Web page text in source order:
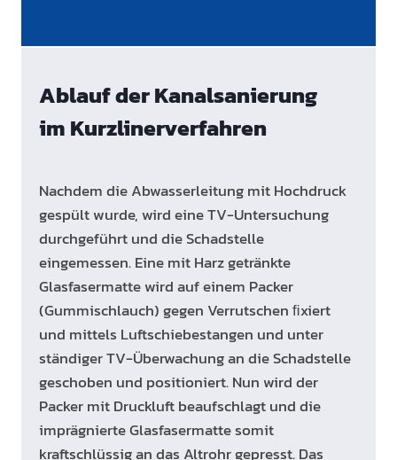
Ablauf der Kanalsanierung
im Kurzlinerverfahren
Nachdem die Abwasserleitung mit Hochdruck
gespült wurde, wird eine TV-Untersuchung
durchgeführt und die Schadstelle
eingemessen. Eine mit Harz getränkte
Glasfasermatte wird auf einem Packer
(Gummischlauch) gegen Verrutschen ﬁxiert
und mittels Luftschiebestangen und unter
ständiger TV-Überwachung an die Schadstelle
geschoben und positioniert. Nun wird der
Packer mit Druckluft beaufschlagt und die
imprägnierte Glasfasermatte somit
kraftschlüssig an das Altrohr gepresst. Das